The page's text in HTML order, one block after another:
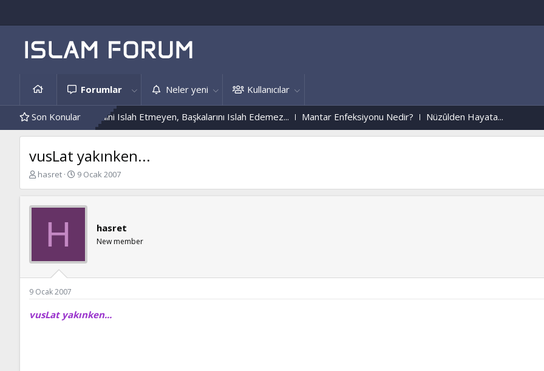
Forumlar Neler yeni Kullanıcılar
Son Konular
Örnekleri Kendini Islah Etmeyen, Başkalarını Islah Edemez... Mantar Enfeksiyonu Nedir? Nüzûlden Hayata...
vusLat yakınken...
K
b
a
a
a
hasret
B
l
ç
h
9 Ocak 2007
H hasret
New member
9 Ocak 2007
vusLat yakınken...